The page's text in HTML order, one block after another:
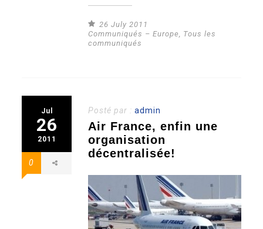
26 July 2011
Communiqués – Europe, Tous les
communiqués
Jul
26
2011
0
Posté par :admin
Air France, enfin une
organisation
décentralisée!